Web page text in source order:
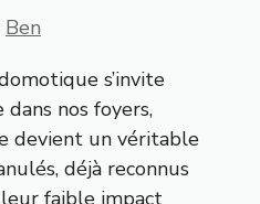
Ben
s’invite
nos foyers,
devient un véritable
déjà reconnus
faible impact